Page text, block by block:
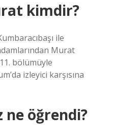
kimdir?
ile
Murat
bölümüyle
izleyici karşısına
ne öğrendi?